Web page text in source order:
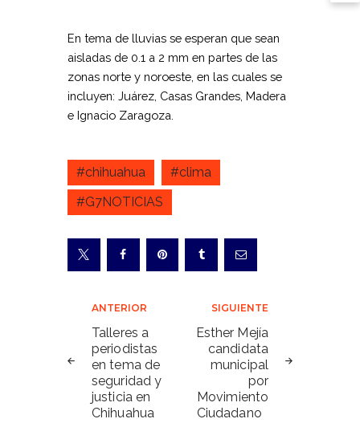
En tema de lluvias se esperan que sean
aisladas de 0.1 a 2 mm en partes de las
zonas norte y noroeste, en las cuales se
incluyen: Juárez, Casas Grandes, Madera
e Ignacio Zaragoza.
#chihuahua
#clima
#G7NOTICIAS
Navegación
de
entradas
ANTERIOR
Talleres a
periodistas
en tema de
seguridad y
justicia en
Chihuahua
SIGUIENTE
Esther Mejía
candidata
municipal
por
Movimiento
Ciudadano